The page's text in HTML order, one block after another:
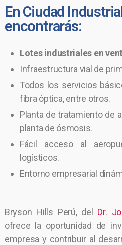
En Ciudad
encontrarás:
Lotes industriales en
Infraestructura vial de
Todos los servicios
fibra óptica, entre otros.
Planta de tratamiento de
planta de ósmosis.
Fácil acceso al
logísticos.
Entorno empresarial
Bryson Hills Perú, del Dr.
ofrece la oportunidad de
empresa y contribuir al